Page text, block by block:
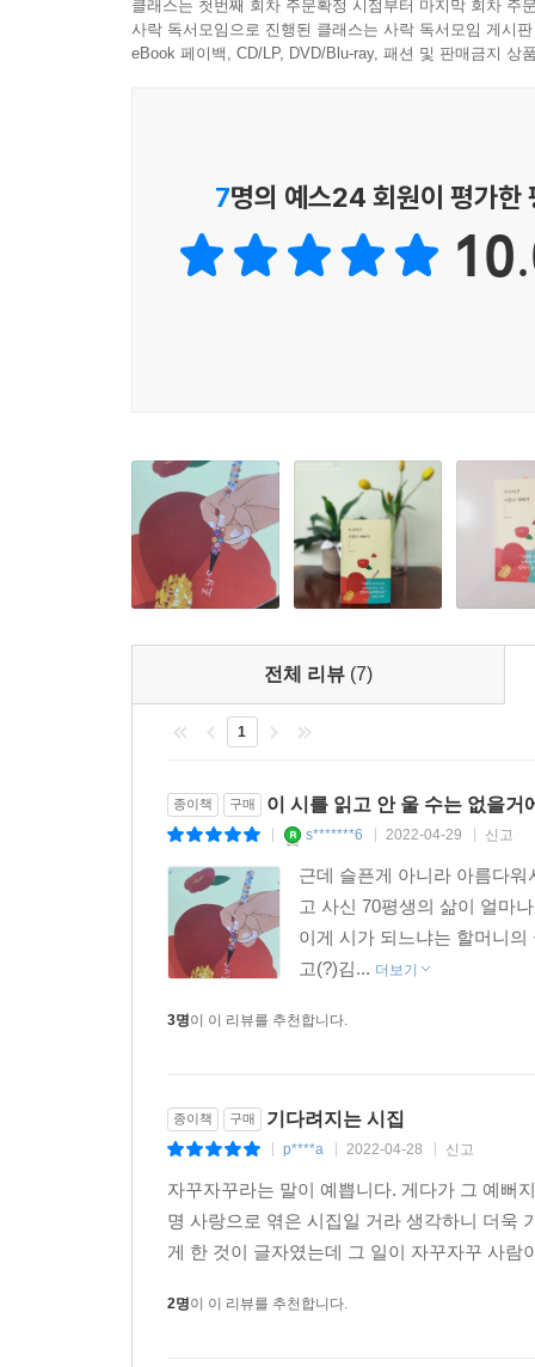
시 쓰자고 전화 왔을 때 너무 좋았어
병원에서 목소리가 들떠 있었어
조심스레 묻는 작품에선 염려와 기대가 동시에
부분이다. 먼 길을 마다않고 달려온 촬영팀을 비
삶에서 느꼈을 비관적인 감정 대신 감사함과 겸
어떤 소녀보다 곱다.
가족을 위해 한 시절을 희생해 온 그가 처음 꺼낸
그는 부모를 위해, 형제를 위해, 자신이 작아지
눈물을 흘렸다. 학교에 가면서는 너무 좋아서 울
“항상 열심히 살아줘서 고맙다. 우리 언제나 건강
그의 목소리를 듣지 않을 이유가 지금 우리에게는
이 평범한 단어들이
이것이 시가 아니고
무엇이 시라고 하겠습니까.
너무 기뻐서 울었다고 하는데
어찌
시인의 마음이 아니라 할 수 있을까요.
많이 배우고
그래서 아는 것도 너무 많지만
정작 내 맘은 모른 채
치열하게 살던 어느 날,
조남예 시인은
가만히 곁에서 말을 걸어 줄 겁니다.
항상 열심히 살아 줘서 고맙다.
우리 언제나 건강하고 행복하게 살자.
사랑해.
- 이금희 (방송인)
시로 꽃 피운 젊은 날의 꿈, 이름 석자를 쓰고 느
울었습니다. 모든 꽃은 필 때가 다 다르다고 합
마음을 다해 응원합니다.
클래스는 첫번째 회차 주문확정 시점부터 마지막 회차 주
사락 독서모임으로 진행된 클래스는 사락 독서모임 게시
eBook 페이백, CD/LP, DVD/Blu-ray, 패션 및 판매금지 상
7명의 예스24 회원이 평가한
전체 리뷰 (7)
1
종이책 구매 이 시를 읽고 안 울 수는 없을거
s*******6 2022-04-29 신고
근데 슬픈게 아니라 아름다
고 사신 70평생의 삶이 얼마
이게 시가 되느냐는 할머니
고(?)김... 더보기
3명이 이 리뷰를 추천합니다.
종이책 구매 기다려지는 시집
p****a 2022-04-28 신고
자꾸자꾸라는 말이 예쁩니다. 게다가 그 예뻐
명 사랑으로 엮은 시집일 거라 생각하니 더욱
게 한 것이 글자였는데 그 일이 자꾸자꾸 사
2명이 이 리뷰를 추천합니다.